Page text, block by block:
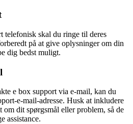
telefonisk skal du ringe til deres
på at give oplysninger om din
dig bedst muligt.
e box support via e-mail, kan du
e-mail-adresse. Husk at inkludere
om dit spørgsmål eller problem, så de
assistance.